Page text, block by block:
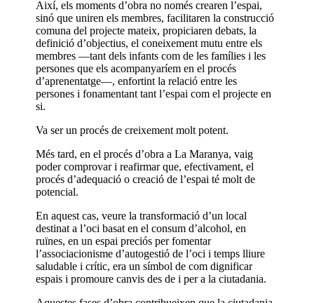
Així, els moments d’obra no només crearen l’espai,
sinó que uniren els membres, facilitaren la construcció
comuna del projecte mateix, propiciaren debats, la
definició d’objectius, el coneixement mutu entre els
membres —tant dels infants com de les famílies i les
persones que els acompanyaríem en el procés
d’aprenentatge—, enfortint la relació entre les
persones i fonamentant tant l’espai com el projecte en
si.
Va ser un procés de creixement molt potent.
Més tard, en el procés d’obra a La Maranya, vaig
poder comprovar i reafirmar que, efectivament, el
procés d’adequació o creació de l’espai té molt de
potencial.
En aquest cas, veure la transformació d’un local
destinat a l’oci basat en el consum d’alcohol, en
ruïnes, en un espai preciós per fomentar
l’associacionisme d’autogestió de l’oci i temps lliure
saludable i crític, era un símbol de com dignificar
espais i promoure canvis des de i per a la ciutadania.